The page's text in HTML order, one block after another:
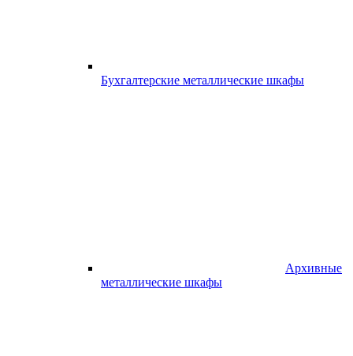
Бухгалтерские металлические шкафы
Архивные
металлические шкафы